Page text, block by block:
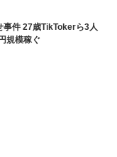
事件 27歳TikTokerら3人
規模稼ぐ